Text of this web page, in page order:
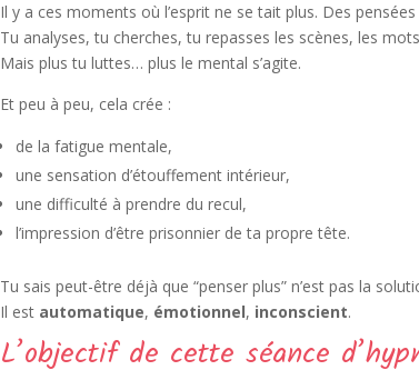
Il y a ces moments où l’esprit ne se tait plus. Des
Tu analyses, tu cherches, tu repasses les scènes, les
Mais plus tu luttes… plus le mental s’agite.
Et peu à peu, cela crée :
de la fatigue mentale,
une sensation d’étouffement intérieur,
une difficulté à prendre du recul,
l’impression d’être prisonnier de ta propre tête.
Tu sais peut-être déjà que “penser plus” n’est pas la
Il est automatique, émotionnel, inconscient.
L’objectif de cette séance